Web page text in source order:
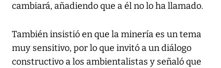
cambiará, añadiendo que a él no lo ha llamado.
También insistió en que la minería es un tema
muy sensitivo, por lo que invitó a un diálogo
constructivo a los ambientalistas y señaló que